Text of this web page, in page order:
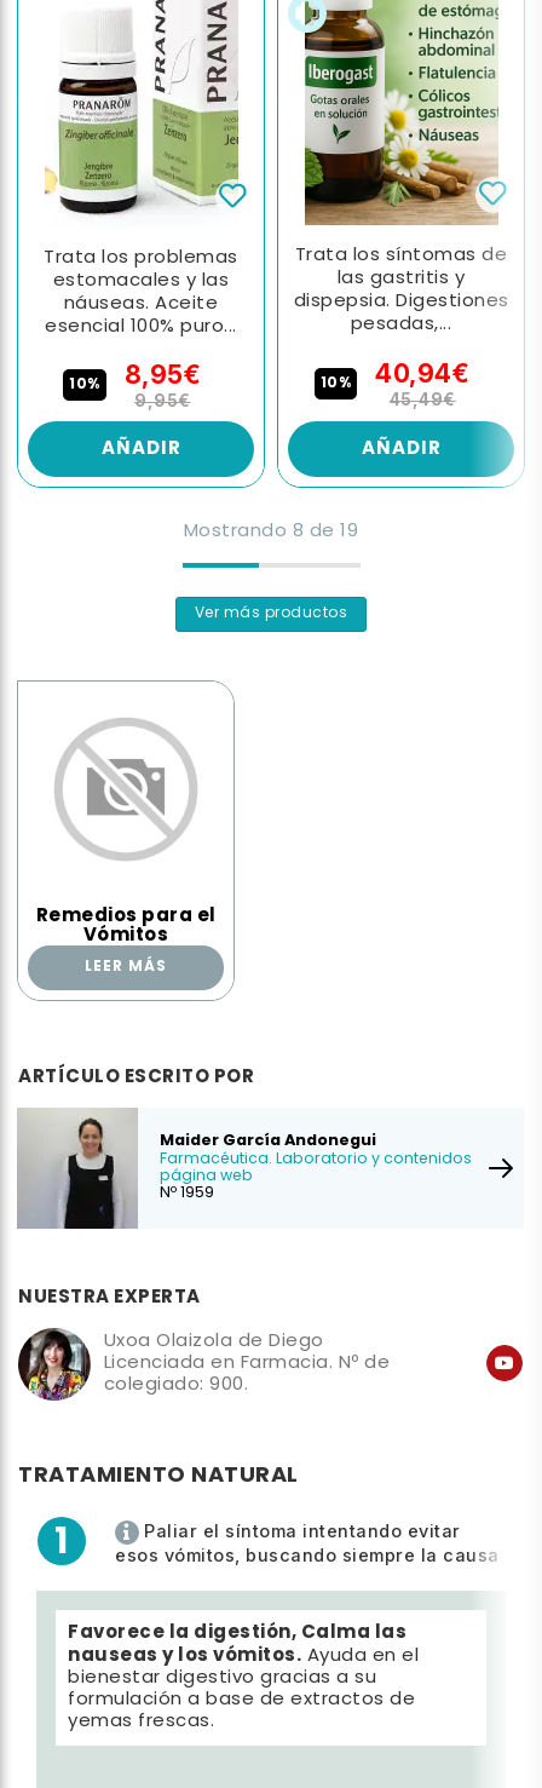
Trata los problemas
estomacales y las
náuseas. Aceite
esencial 100% puro...
10% 8,95€
9,95€
AÑADIR
Trata los síntomas de
las gastritis y
dispepsia. Digestiones
pesadas,...
10% 40,94€
45,49€
AÑADIR
Mostrando 8 de19
Ver más productos
Remedios para el
Vómitos
LEER MÁS
ARTÍCULO ESCRITO POR
Maider García Andonegui
Farmacéutica. Laboratorio y contenidos
página web
Nº 1959
NUESTRA EXPERTA
Uxoa Olaizola de Diego
Licenciada en Farmacia. Nº de
colegiado: 900.
TRATAMIENTO NATURAL
1
Paliar el síntoma intentando evitar
esos vómitos, buscando siempre la causa
Favorece la digestión, Calma las
nauseas y los vómitos. Ayuda en el
bienestar digestivo gracias a su
formulación a base de extractos de
yemas frescas.